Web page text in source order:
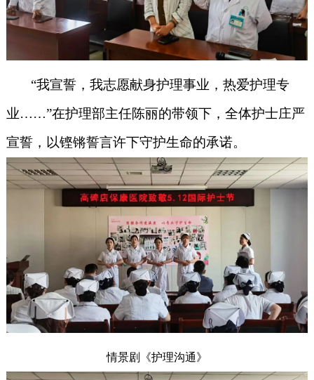
“我宣誓，我志愿献身护理事业，热爱护理专
业……”在护理部主任陈丽的带领下，全体护士庄严
宣誓，以铿锵誓言许下守护生命的承诺。
情景剧《护理沟通》